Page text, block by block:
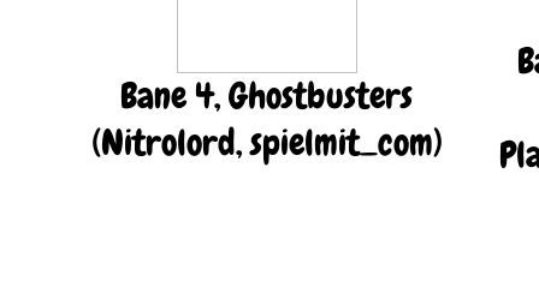
Bane 4, Ghostbusters
(Nitrolord, spielmit_com)